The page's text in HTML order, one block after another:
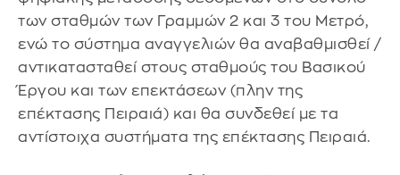
των σταθμών των Γραμμών 2 και 3 του Μετρό,
ενώ το σύστημα αναγγελιών θα αναβαθμισθεί /
αντικατασταθεί στους σταθμούς του Βασικού
Έργου και των επεκτάσεων (πλην της
επέκτασης Πειραιά) και θα συνδεθεί με τα
αντίστοιχα συστήματα της επέκτασης Πειραιά.